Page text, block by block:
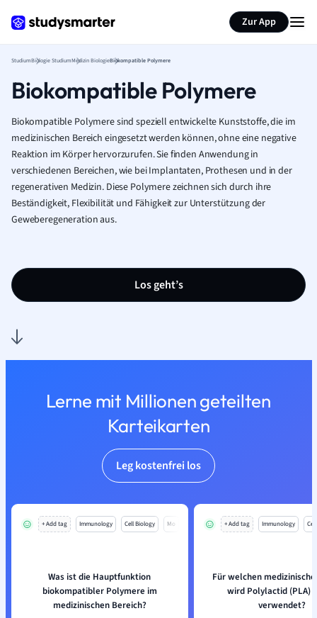
Zur App
StudiumBiologie StudiumMedizin BiologieBiokompatible Polymere
Biokompatible Polymere
Biokompatible Polymere sind speziell entwickelte Kunststoffe, die im
medizinischen Bereich eingesetzt werden können, ohne eine negative
Reaktion im Körper hervorzurufen. Sie finden Anwendung in
verschiedenen Bereichen, wie bei Implantaten, Prothesen und in der
regenerativen Medizin. Diese Polymere zeichnen sich durch ihre
Beständigkeit, Flexibilität und Fähigkeit zur Unterstützung der
Geweberegeneration aus.
Los geht’s
Lerne mit Millionen geteilten
Karteikarten
Leg kostenfrei los
+ Add tag Immunology Cell Biology Mo
Was ist die Hauptfunktion
biokompatibler Polymere im
medizinischen Bereich?
+ Add tag Immunology
Für welchen
wird Polylactid (PLA)
verwendet?